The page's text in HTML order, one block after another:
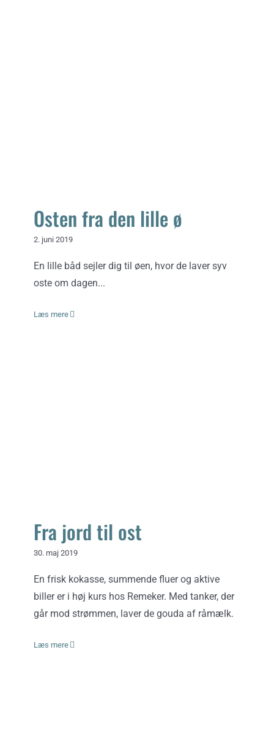
Osten fra den lille ø
2. juni 2019
En lille båd sejler dig til øen, hvor de laver syv
oste om dagen...
Læs mere
Fra jord til ost
30. maj 2019
En frisk kokasse, summende fluer og aktive
biller er i høj kurs hos Remeker. Med tanker, der
går mod strømmen, laver de gouda af råmælk.
Læs mere